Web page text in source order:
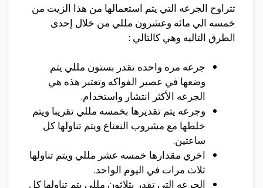
تتراوح الجرعه التي يتم استعمالها من هذا الزيت من
خمسه الي مائه وعشرون مللي من خلال إحدى
الطرق التاليه وهي كالتالي :
جرعه مره واحده تقدر بستون مللي يتم
وضعها في عصير الفواكه وتعتبر هذه هي
الجرعه الأكثر انتشار واستخدام.
وجرعه يتم تقديرها بخمسه مللي تقريبا ويتم
خلطها مع مشروب النعناع ويتم تناولها كل
ساعتين.
اخري مقدارها خمسه عشر مللي ويتم تناولها
ثلاث مرات في اليوم الواحد.
الجرعه التي تقدر بثلاثون مللي يتم تناولها كل